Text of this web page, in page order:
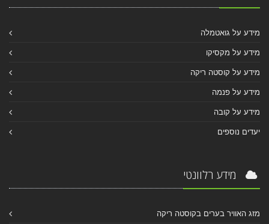
מידע על גואטמלה
מידע על מקסיקו
מידע על קוסטה ריקה
מידע על פנמה
מידע על קובה
יעדים נוספים
מידע רלוונטי
מזג האוויר בערים בקוסטה ריקה